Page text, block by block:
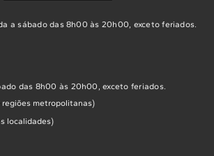
a sábado das 8h00 às 20h00, exceto feriados.
das 8h00 às 20h00, exceto feriados.
metropolitanas)
localidades)